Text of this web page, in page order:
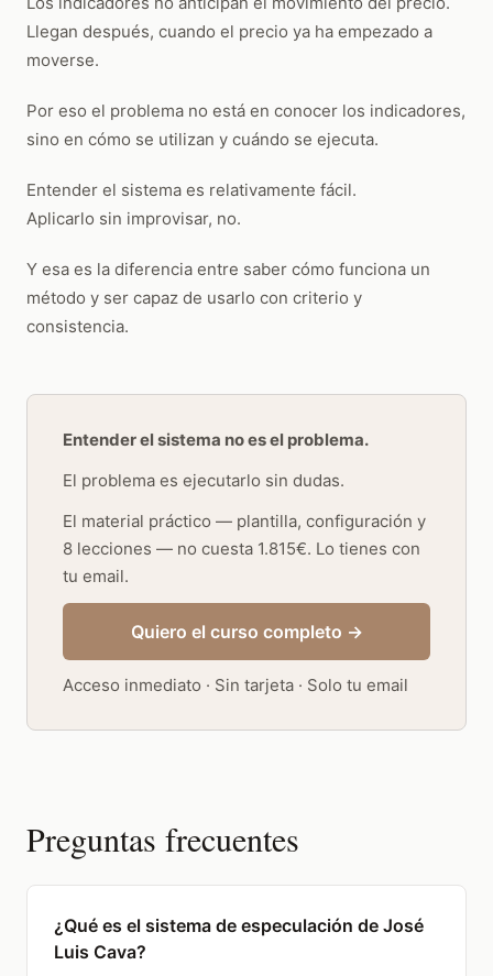
Llegan después, cuando el precio ya ha empezado a
moverse.
Por eso el problema no está en conocer los indicadores,
sino en cómo se utilizan y cuándo se ejecuta.
Entender el sistema es relativamente fácil.
Aplicarlo sin improvisar, no.
Y esa es la diferencia entre saber cómo funciona un
método y ser capaz de usarlo con criterio y
consistencia.
Entender el sistema no es el problema.
El problema es ejecutarlo sin dudas.
El material práctico — plantilla, configuración y
8 lecciones — no cuesta 1.815€. Lo tienes con
tu email.
Quiero el curso completo →
Acceso inmediato · Sin tarjeta · Solo tu email
Preguntas frecuentes
¿Qué es el sistema de especulación de José
Luis Cava?